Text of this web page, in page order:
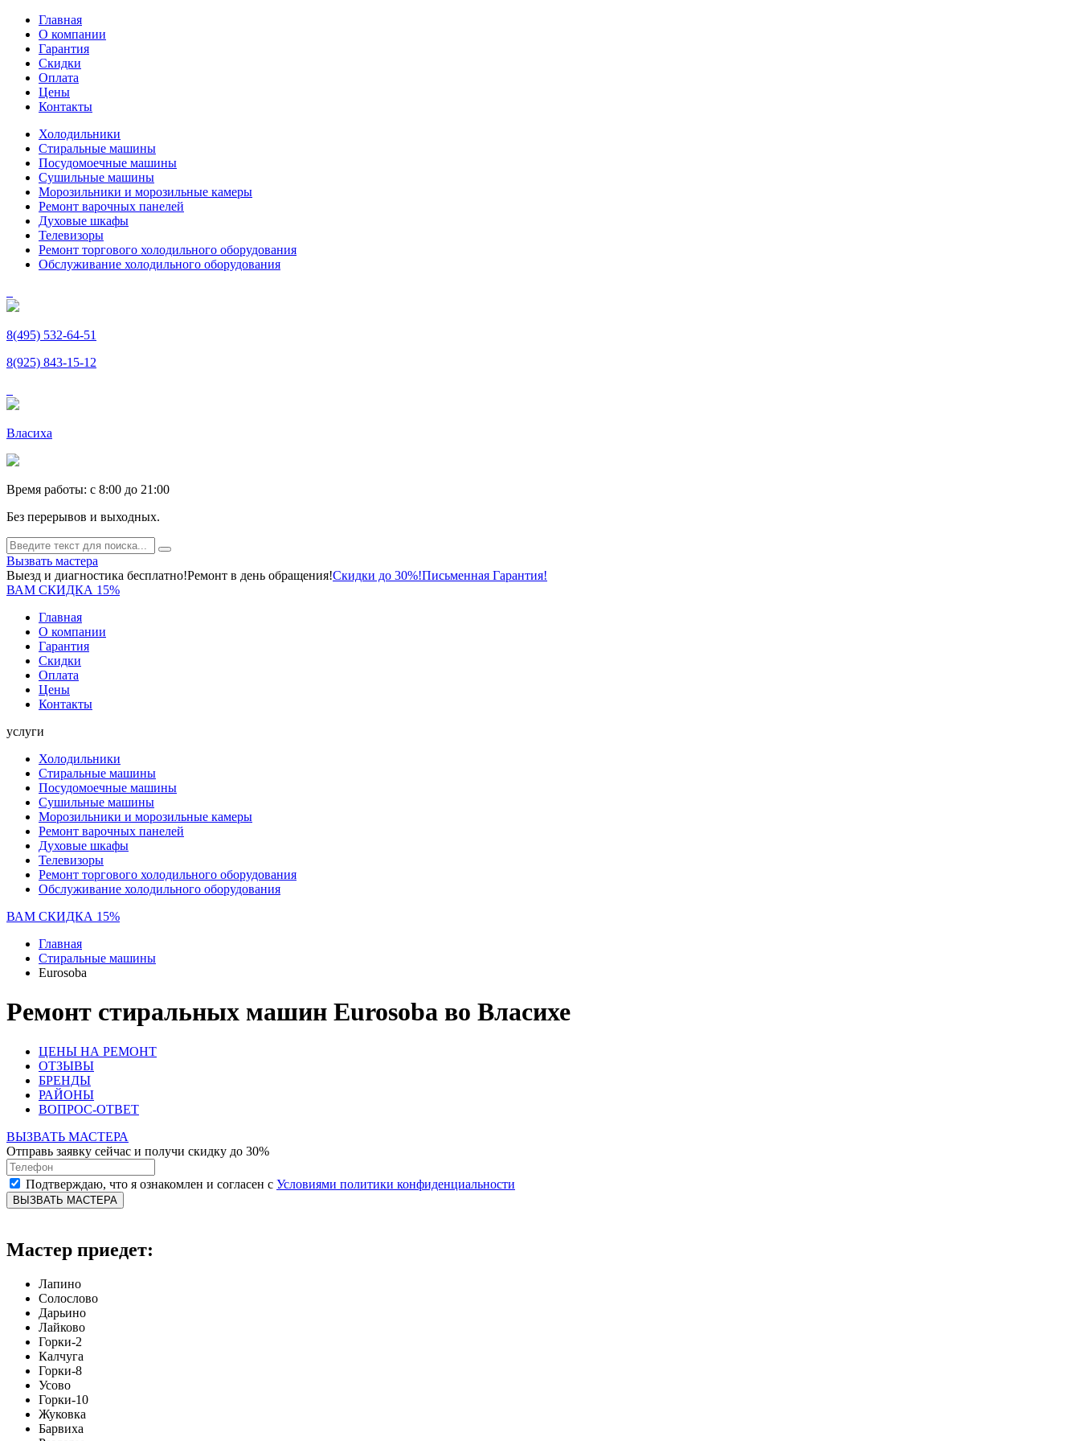
Главная
О компании
Гарантия
Скидки
Оплата
Цены
Контакты
Холодильники
Стиральные машины
Посудомоечные машины
Сушильные машины
Морозильники и морозильные камеры
Ремонт варочных панелей
Духовые шкафы
Телевизоры
Ремонт торгового холодильного оборудования
Обслуживание холодильного оборудования
8(495) 532-64-51
8(925) 843-15-12
Власиха
Время работы: c 8:00 до 21:00
Без перерывов и выходных.
Вызвать мастера
Выезд и диагностика бесплатно!Ремонт в день обращения!Скидки до 30%!Письменная Гарантия!
ВАМ СКИДКА 15%
Главная
О компании
Гарантия
Скидки
Оплата
Цены
Контакты
услуги
Холодильники
Стиральные машины
Посудомоечные машины
Сушильные машины
Морозильники и морозильные камеры
Ремонт варочных панелей
Духовые шкафы
Телевизоры
Ремонт торгового холодильного оборудования
Обслуживание холодильного оборудования
ВАМ СКИДКА 15%
Главная
Стиральные машины
Eurosoba
Ремонт стиральных машин Eurosoba во Власихе
ЦЕНЫ НА РЕМОНТ
ОТЗЫВЫ
БРЕНДЫ
РАЙОНЫ
ВОПРОС-ОТВЕТ
ВЫЗВАТЬ МАСТЕРА
Отправь заявку сейчас и получи скидку до 30%
Подтверждаю, что я ознакомлен и согласен с Условиями политики конфиденциальности
ВЫЗВАТЬ МАСТЕРА
Мастер приедет:
Лапино
Солослово
Дарьино
Лайково
Горки-2
Калчуга
Горки-8
Усово
Горки-10
Жуковка
Барвиха